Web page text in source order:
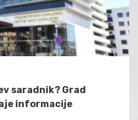
saradnik? Grad
informacije